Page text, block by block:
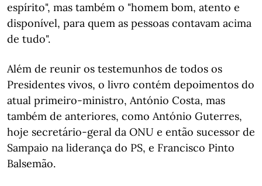
espírito", mas também o "homem bom, atento e
disponível, para quem as pessoas contavam acima
de tudo".
Além de reunir os testemunhos de todos os
Presidentes vivos, o livro contém depoimentos do
atual primeiro-ministro, António Costa, mas
também de anteriores, como António Guterres,
hoje secretário-geral da ONU e então sucessor de
Sampaio na liderança do PS, e Francisco Pinto
Balsemão.